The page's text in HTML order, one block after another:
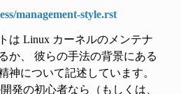
management-style.rst
は Linux カーネルのメンテナ
か、 彼らの手法の背景にある
神について記述しています。
発の初心者なら（もしくは、